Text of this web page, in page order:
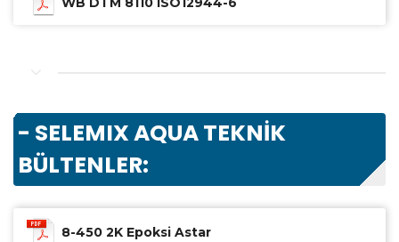
- SELEMIX AQUA TEKNİK
BÜLTENLER:
8-450 2K Epoksi Astar